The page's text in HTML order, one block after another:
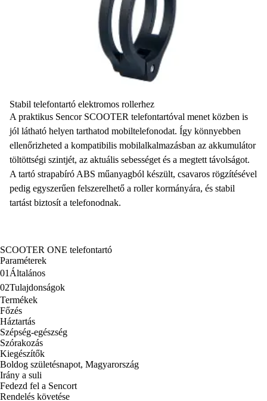
Stabil telefontartó elektromos rollerhez
A praktikus Sencor SCOOTER telefontartóval menet közben is
jól látható helyen tarthatod mobiltelefonodat. Így könnyebben
ellenőrizheted a kompatibilis mobilalkalmazásban az akkumulátor
töltöttségi szintjét, az aktuális sebességet és a megtett távolságot.
A tartó strapabíró ABS műanyagból készült, csavaros rögzítésével
pedig egyszerűen felszerelhető a roller kormányára, és stabil
tartást biztosít a telefonodnak.
SCOOTER ONE telefontartó
Paraméterek
01 Általános
02Tulajdonságok
Termékek
Főzés
Háztartás
Szépség-egészség
Szórakozás
Kiegészítők
Boldog születésnapot, Magyarország
Irány a suli
Fedezd fel a Sencort
Rendelés követése